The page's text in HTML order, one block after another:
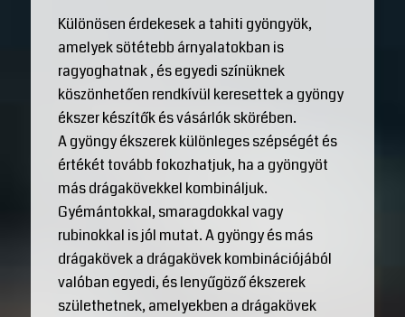
Különösen érdekesek a tahiti gyöngyök,
amelyek sötétebb árnyalatokban is
ragyoghatnak , és egyedi színüknek
köszönhetően rendkívül keresettek a gyöngy
ékszer készítők és vásárlók skörében.
A gyöngy ékszerek különleges szépségét és
értékét tovább fokozhatjuk, ha a gyöngyöt
más drágakövekkel kombináljuk.
Gyémántokkal, smaragdokkal vagy
rubinokkal is jól mutat. A gyöngy és más
drágakövek a drágakövek kombinációjából
valóban egyedi, és lenyűgöző ékszerek
születhetnek, amelyekben a drágakövek